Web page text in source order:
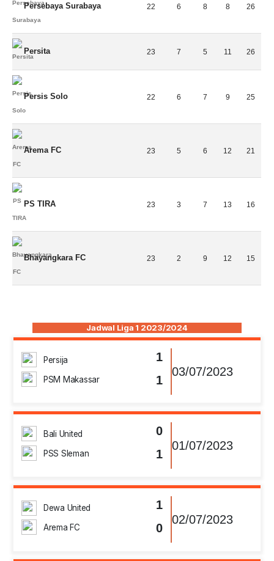
Persebaya Surabaya 22 6 8 8 26
Persita 23 7 5 11 26
Persis Solo 22 6 7 9 25
Arema FC 23 5 6 12 21
PS TIRA 23 3 7 13 16
Bhayangkara FC 23 2 9 12 15
Jadwal Liga 1 2023/2024
Persija
PSM Makassar
1
1
03/07/2023
Bali United
PSS Sleman
0
1
01/07/2023
Dewa United
Arema FC
1
0
02/07/2023